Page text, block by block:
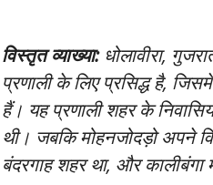
विस्तृत व्याख्या:धोलावीरा,
प्रणाली के लिए प्रसिद्ध है,
हैं। यह प्रणाली शहर के
थी। जबकि मोहनजोदड़ो अपने
बंदरगाह शहर था, और